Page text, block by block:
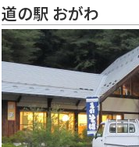
道の駅 おがわ